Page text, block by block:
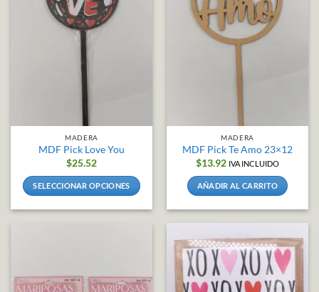
opciones
se
pueden
en
de
producto
opciones
se
pueden
producto
MADERA
MDF Pick Love You
$25.52
SELECCIONAR OPCIONES
Las
MADERA
MDF Pick Te Amo 23×12
$13.92 IVA INCLUIDO
AÑADIR AL CARRITO